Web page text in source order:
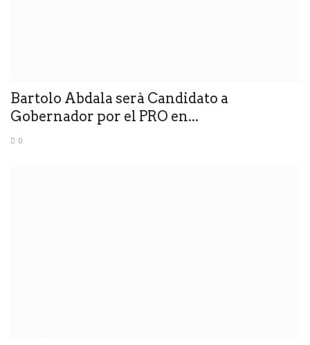
Bartolo Abdala serà Candidato a
Gobernador por el PRO en...
0